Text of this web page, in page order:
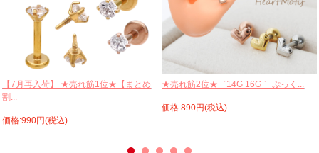
【7月再入荷】 ★売れ筋1位★【まとめ
割...
価格:990円(税込)
★売れ筋2位★［14G 16G ］ぷっく...
価格:890円(税込)